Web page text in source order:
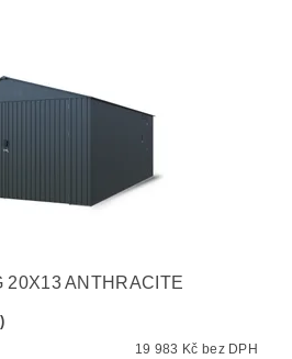
20X13 ANTHRACITE
19 983 Kč bez DPH